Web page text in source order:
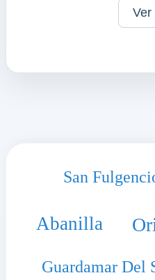
Ver
San
Abanilla
Guardamar Del